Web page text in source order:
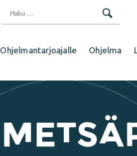
Haku:
Ohjelmantarjoajalle Ohjelma